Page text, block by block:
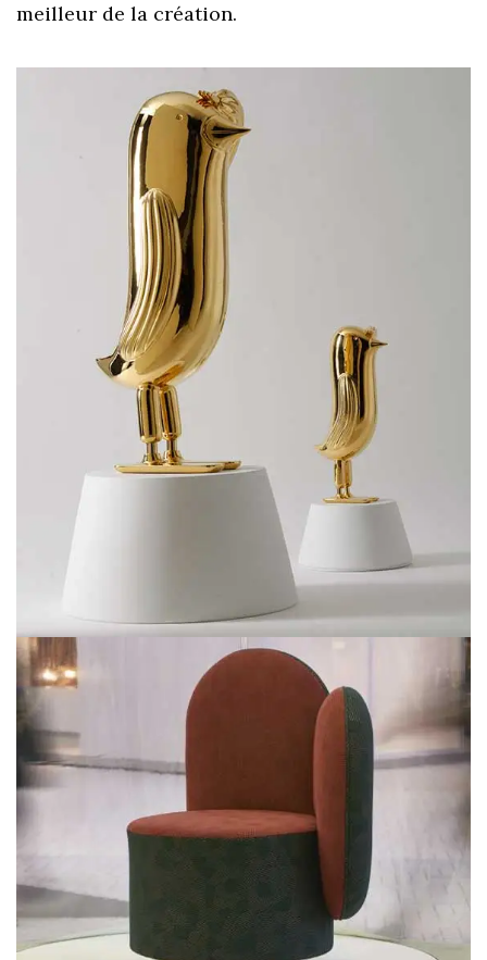
meilleur de la création.